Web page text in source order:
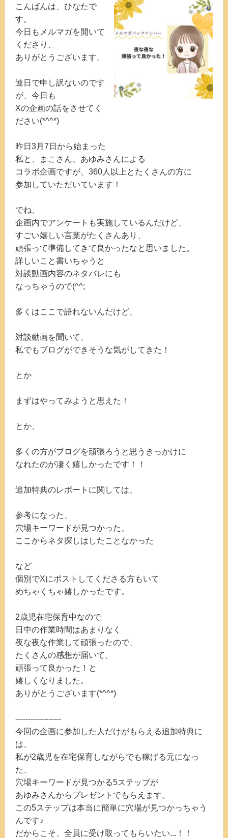
こんばんは、ひなたで
す。
今日もメルマガを開いて
くださり、
ありがとうございます。
連日で申し訳ないのです
が、今日も
Xの企画の話をさせてく
ださい(*^^*)
昨日3月7日から始まった
私と、まこさん、あゆみさんによる
コラボ企画ですが、360人以上とたくさんの方に
参加していただいています！
でね、
企画内でアンケートも実施しているんだけど、
すごい嬉しい言葉がたくさんあり、
頑張って準備してきて良かったなと思いました。
詳しいこと書いちゃうと
対談動画内容のネタバレにも
なっちゃうので(^^;
多くはここで語れないんだけど、
対談動画を聞いて、
私でもブログができそうな気がしてきた！
とか
まずはやってみようと思えた！
とか、
多くの方がブログを頑張ろうと思うきっかけに
なれたのが凄く嬉しかったです！！
追加特典のレポートに関しては、
参考になった、
穴場キーワードが見つかった、
ここからネタ探しはしたことなかった
など
個別でXにポストしてくださる方もいて
めちゃくちゃ嬉しかったです。
2歳児在宅保育中なので
日中の作業時間はあまりなく
夜な夜な作業して頑張ったので、
たくさんの感想が届いて、
頑張って良かった！と
嬉しくなりました。
ありがとうございます(*^^*)
------------------
今回の企画に参加した人だけがもらえる追加特典に
は、
私が2歳児を在宅保育しながらでも稼げる元になっ
た、
穴場キーワードが見つかる5ステップが
あゆみさんからプレゼントでもらえます。
この5ステップは本当に簡単に穴場が見つかっちゃう
んです♪
だからこそ、全員に受け取ってもらいたい...！！